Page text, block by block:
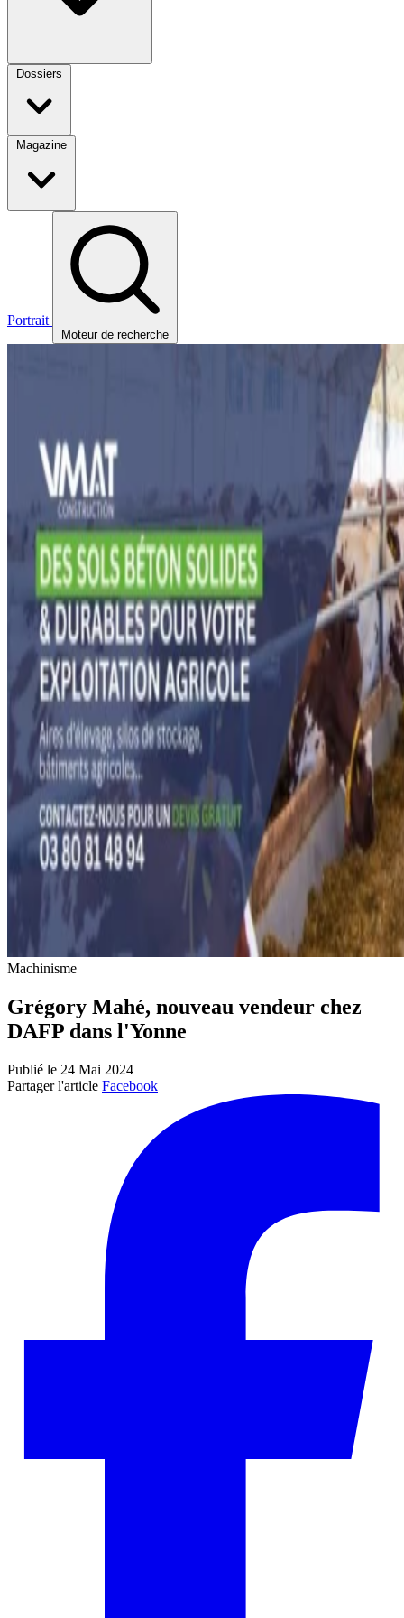
Dossiers
Magazine
Portrait
Moteur de recherche
Machinisme
Grégory Mahé, nouveau vendeur chez
DAFP dans l'Yonne
Publié le 24 Mai 2024
Partager l'article Facebook